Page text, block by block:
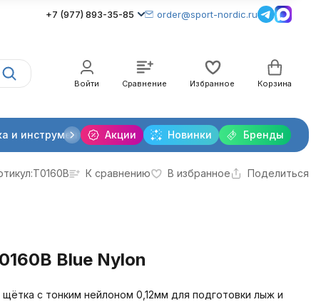
+7 (977) 893-35-85 order@sport-nordic.ru
Войти Сравнение Избранное Корзина
Акции Новинки Бренды
и инструменты Крепления лыжные Очки и линзы
T0160B К сравнению В избранное Поделиться
Blue Nylon
щётка с тонким нейлоном 0,12мм для подготовки лыж и